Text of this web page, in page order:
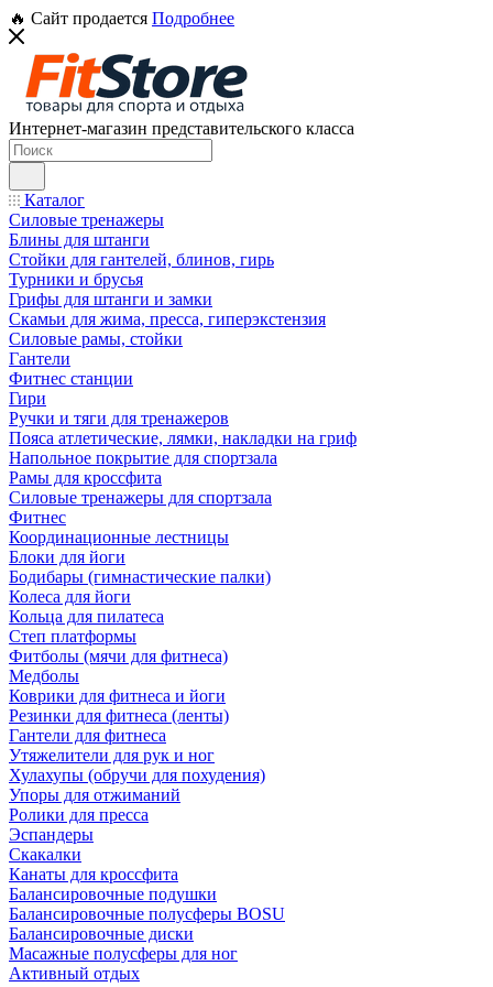
🔥 Сайт продается Подробнее
Интернет-магазин представительского класса
Каталог
Силовые тренажеры
Блины для штанги
Стойки для гантелей, блинов, гирь
Турники и брусья
Грифы для штанги и замки
Скамьи для жима, пресса, гиперэкстензия
Силовые рамы, стойки
Гантели
Фитнес станции
Гири
Ручки и тяги для тренажеров
Пояса атлетические, лямки, накладки на гриф
Напольное покрытие для спортзала
Рамы для кроссфита
Силовые тренажеры для спортзала
Фитнес
Координационные лестницы
Блоки для йоги
Бодибары (гимнастические палки)
Колеса для йоги
Кольца для пилатеса
Степ платформы
Фитболы (мячи для фитнеса)
Медболы
Коврики для фитнеса и йоги
Резинки для фитнеса (ленты)
Гантели для фитнеса
Утяжелители для рук и ног
Хулахупы (обручи для похудения)
Упоры для отжиманий
Ролики для пресса
Эспандеры
Скакалки
Канаты для кроссфита
Балансировочные подушки
Балансировочные полусферы BOSU
Балансировочные диски
Масажные полусферы для ног
Активный отдых